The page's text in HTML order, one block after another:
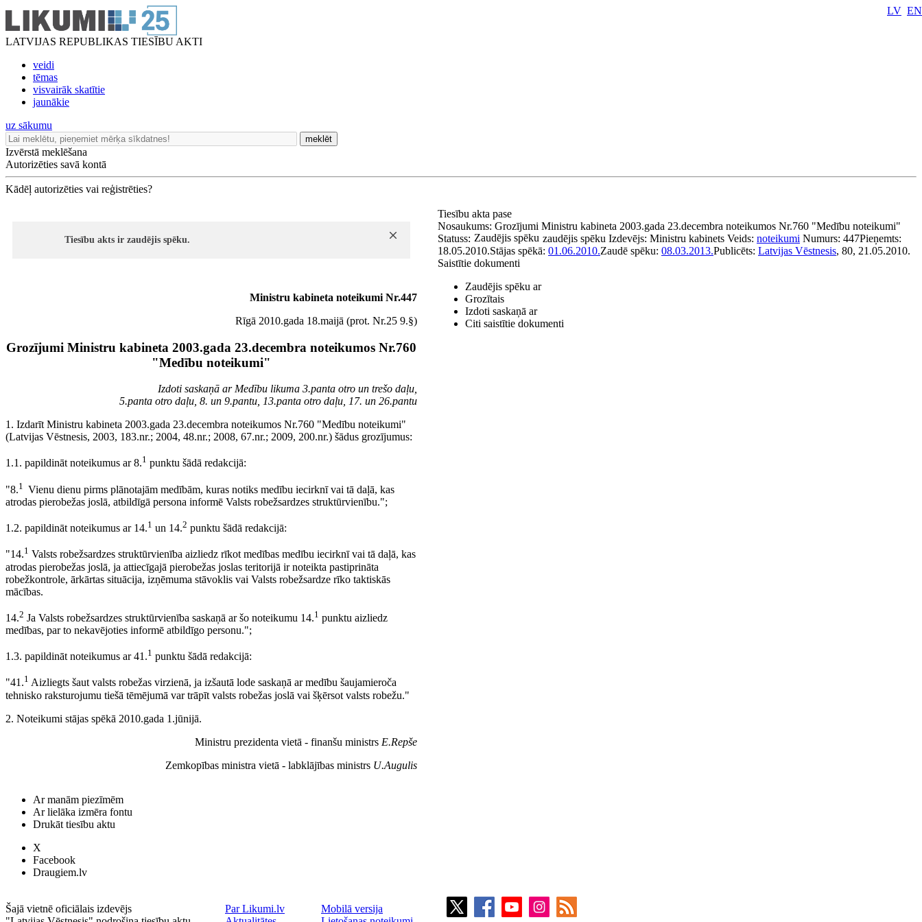
LATVIJAS REPUBLIKAS TIESĪBU AKTI
veidi
tēmas
visvairāk skatītie
jaunākie
LV EN
uz sākumu
meklēt
Izvērstā meklēšana
Autorizēties savā kontā
Kādēļ autorizēties vai reģistrēties?
Tiesību akts ir zaudējis spēku.
Ministru kabineta noteikumi Nr.447
Rīgā 2010.gada 18.maijā (prot. Nr.25 9.§)
Grozījumi Ministru kabineta 2003.gada 23.decembra noteikumos Nr.760
"Medību noteikumi"
Izdoti saskaņā ar Medību likuma 3.panta otro un trešo daļu,
5.panta otro daļu, 8. un 9.pantu, 13.panta otro daļu, 17. un 26.pantu
1. Izdarīt Ministru kabineta 2003.gada 23.decembra noteikumos Nr.760 "Medību noteikumi"
(Latvijas Vēstnesis, 2003, 183.nr.; 2004, 48.nr.; 2008, 67.nr.; 2009, 200.nr.) šādus grozījumus:
1.1. papildināt noteikumus ar 8.1 punktu šādā redakcijā:
"8.1
Vienu dienu pirms plānotajām medībām, kuras notiks medību iecirknī vai tā daļā, kas
atrodas pierobežas joslā, atbildīgā persona informē Valsts robežsardzes struktūrvienību.";
1.2. papildināt noteikumus ar 14.1 un 14.2 punktu šādā redakcijā:
"14.1 Valsts robežsardzes struktūrvienība aizliedz rīkot medības medību iecirknī vai tā daļā, kas
atrodas pierobežas joslā, ja attiecīgajā pierobežas joslas teritorijā ir noteikta pastiprināta
robežkontrole, ārkārtas situācija, izņēmuma stāvoklis vai Valsts robežsardze rīko taktiskās
mācības.
14.2 Ja Valsts robežsardzes struktūrvienība saskaņā ar šo noteikumu 14.1 punktu aizliedz
medības, par to nekavējoties informē atbildīgo personu.";
1.3. papildināt noteikumus ar 41.1 punktu šādā redakcijā:
"41.1 Aizliegts šaut valsts robežas virzienā, ja izšautā lode saskaņā ar medību šaujamieroča
tehnisko raksturojumu tiešā tēmējumā var trāpīt valsts robežas joslā vai šķērsot valsts robežu."
2. Noteikumi stājas spēkā 2010.gada 1.jūnijā.
Ministru prezidenta vietā - finanšu ministrs E.Repše
Zemkopības ministra vietā - labklājības ministrs U.Augulis
Tiesību akta pase
Nosaukums: Grozījumi Ministru kabineta 2003.gada 23.decembra noteikumos Nr.760 "Medību noteikumi"
Statuss: Zaudējis spēku zaudējis spēku Izdevējs: Ministru kabinets Veids: noteikumi Numurs: 447Pieņemts:
18.05.2010.Stājas spēkā: 01.06.2010.Zaudē spēku: 08.03.2013.Publicēts: Latvijas Vēstnesis, 80, 21.05.2010.
Saistītie dokumenti
Zaudējis spēku ar
Grozītais
Izdoti saskaņā ar
Citi saistītie dokumenti
Ar manām piezīmēm
Ar lielāka izmēra fontu
Drukāt tiesību aktu
X
Facebook
Draugiem.lv
Šajā vietnē oficiālais izdevējs
Par Likumi.lv
Mobilā versija